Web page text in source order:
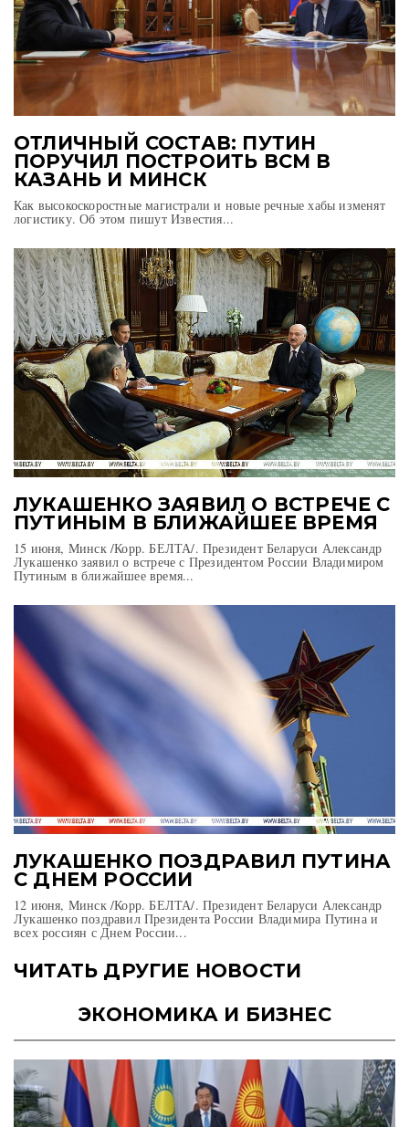
ОТЛИЧНЫЙ СОСТАВ: ПУТИН
ПОРУЧИЛ ПОСТРОИТЬ ВСМ В
КАЗАНЬ И МИНСК
Как высокоскоростные магистрали и новые речные хабы изменят
логистику. Об этом пишут Известия...
ЛУКАШЕНКО ЗАЯВИЛ О ВСТРЕЧЕ С
ПУТИНЫМ В БЛИЖАЙШЕЕ ВРЕМЯ
15 июня, Минск /Корр. БЕЛТА/. Президент Беларуси Александр
Лукашенко заявил о встрече с Президентом России Владимиром
Путиным в ближайшее время...
ЛУКАШЕНКО ПОЗДРАВИЛ ПУТИНА
С ДНЕМ РОССИИ
12 июня, Минск /Корр. БЕЛТА/. Президент Беларуси Александр
Лукашенко поздравил Президента России Владимира Путина и
всех россиян с Днем России...
ЧИТАТЬ ДРУГИЕ НОВОСТИ
ЭКОНОМИКА И БИЗНЕС